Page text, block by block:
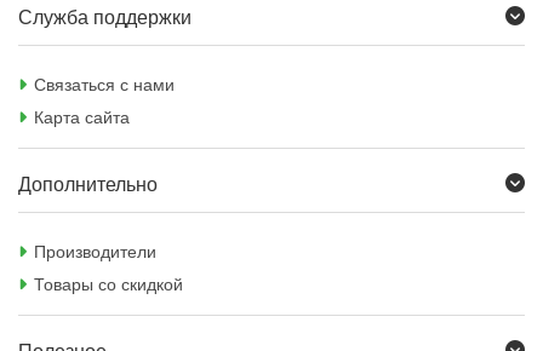
Служба поддержки
Связаться с нами
Карта сайта
Дополнительно
Производители
Товары со скидкой